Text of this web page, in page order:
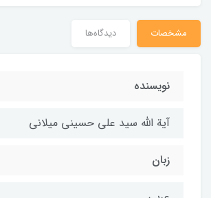
مشخصات دیدگاه‌ها
نویسنده
آیة الله سید علی حسینی میلانی
زبان